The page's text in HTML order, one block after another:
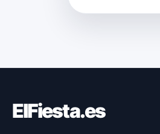
ElFiesta.es